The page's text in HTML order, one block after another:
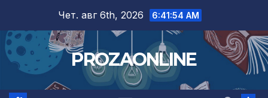
content
Чет. авг 6th, 2026 6:41:55 AM
PROZAONLINE